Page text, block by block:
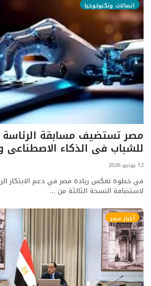
شركات
فيديو وتوك شو
تقارير
مقالات
دليل شركات البترول المصرية
ايجبس
اتصالات وتكنولوجيا
مصر تستضيف مسابقة الرئاسة
للشباب في الذكاء الاصطناعي
12 يونيو 2026
في خطوة تعكس ريادة مصر في دعم الابتكار
لاستضافة النسخة الثالثة من ...
أخبار مصر